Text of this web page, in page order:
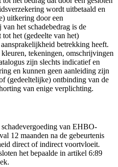
wordt uitbetaald en
uitkering door een
het schadebedrag is de
het (gedeelte van het)
betrekking heeft.
tekeningen, omschrijvingen
zijn slechts indicatief en
en kunnen geen aanleiding zijn
(gedeeltelijke) ontbinding van de
van enige verplichting.
van EHBO-
12 maanden na de gebeurtenis
direct of indirect voortvloeit.
het bepaalde in artikel 6:89